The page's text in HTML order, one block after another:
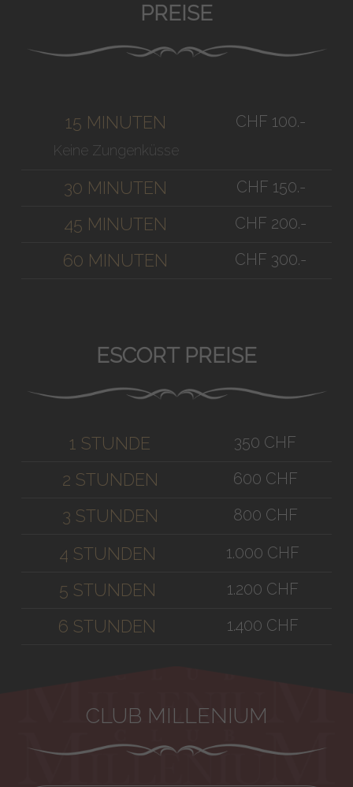
PREISE
15 MINUTEN
Keine Zungenküsse
CHF 100.-
30 MINUTEN CHF 150.-
45 MINUTEN CHF 200.-
60 MINUTEN CHF 300.-
ESCORT PREISE
1 STUNDE 350 CHF
2 STUNDEN 600 CHF
3 STUNDEN 800 CHF
4 STUNDEN 1.000 CHF
5 STUNDEN 1.200 CHF
6 STUNDEN 1.400 CHF
CLUB MILLENIUM